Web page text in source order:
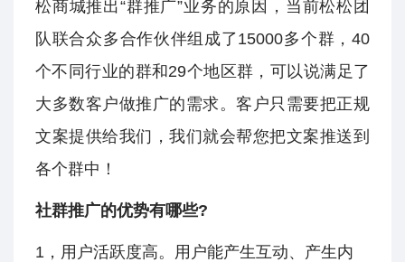
松商城推出“群推广”业务的原因，当前松松团
队联合众多合作伙伴组成了15000多个群，40
个不同行业的群和29个地区群，可以说满足了
大多数客户做推广的需求。客户只需要把正规
文案提供给我们，我们就会帮您把文案推送到
各个群中！
社群推广的优势有哪些?
1，用户活跃度高。用户能产生互动、产生内